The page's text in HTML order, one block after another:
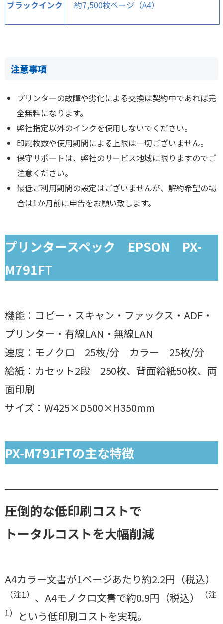
ブラックインク 約7,500枚ページ（A4）
注意事項
プリンターの故障や劣化による交換は契約中であれば完
全無料になります。
弊社指定以外のインクを使用しないでください。
印刷枚数や使用期間による上限は一切ございません。
保守サポートは、弊社のサービス地域に限りますのでご
注意ください。
最低ご利用期間の設定はございませんが、解約希望の場
合は1か月前に申告をお願い致します。
プリンタースペック EPSON PX-
M791FT
機能：コピー・スキャン・ファックス・ADF・
プリンター・有線LAN・無線LAN
速度：モノクロ 25枚/分 カラー 25枚/分
給紙：カセット2段 250枚、背面給紙50枚、両
面印刷
サイズ：W425×D500×H350mm
PX-M791FTの主な特徴
圧倒的な低印刷コストで
トータルコストを大幅削減
A4カラー文書が1ページあたり約2.2円（税込）
（注1） 、A4モノクロ文書で約0.9円（税込）
（注
1）
という低印刷コストを実現。